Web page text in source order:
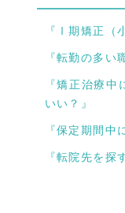
『Ⅰ期矯正（
『転勤の多い
『矯正治療
いい？』
『保定期間中
『転院先を探